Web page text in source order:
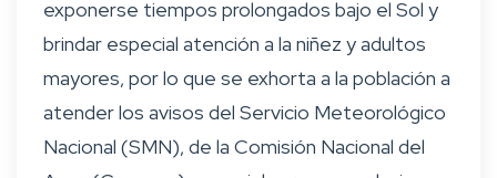
exponerse tiempos prolongados bajo el Sol y
brindar especial atención a la niñez y adultos
mayores, por lo que se exhorta a la población a
atender los avisos del Servicio Meteorológico
Nacional (SMN), de la Comisión Nacional del